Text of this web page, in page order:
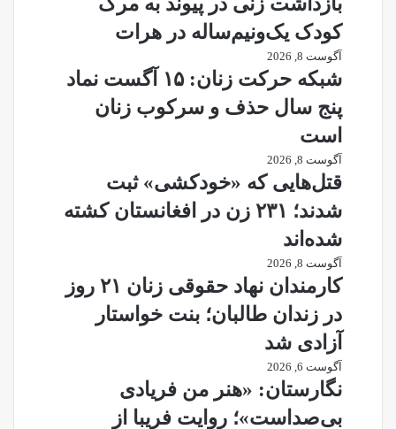
کودک یک‌ونیم‌ساله در هرات
آگوست 8, 2026
شبکه حرکت زنان: ۱۵ آگست نماد
پنج سال حذف و سرکوب زنان
است
آگوست 8, 2026
قتل‌هایی که «خودکشی» ثبت
شدند؛ ۲۳۱ زن در افغانستان کشته
شده‌اند
آگوست 8, 2026
کارمندان نهاد حقوقی زنان ۲۱ روز
در زندان طالبان؛ بنت خواستار
آزادی شد
آگوست 6, 2026
نگارستان: «هنر من فریادی
بی‌صداست»؛ روایت فریبا از